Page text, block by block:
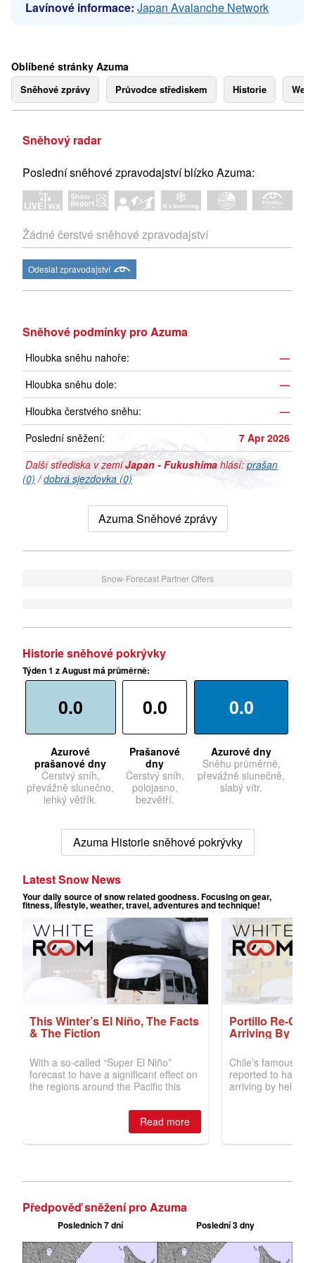
Lavínové informace: Japan Avalanche Network
Oblíbené stránky Azuma
Sněhové zprávy Průvodce střediskem Historie
Sněhový radar
Poslední sněhové zpravodajství blízko Azuma:
Žádné čerstvé sněhové zpravodajství
Odeslat zpravodajství
Sněhové podmínky pro Azuma
Hloubka sněhu nahoře:
—
Hloubka sněhu dole:
—
Hloubka čerstvého sněhu:
—
Poslední sněžení:
7 Apr 2026
Další střediska v zemiJapan - Fukushima hlásí: prašan
(0) /dobrá sjezdovka (0)
Azuma Sněhové zprávy
Snow-Forecast Partner Offers
Historie sněhové pokrývky
Týden 1 z August má průměrně:
0.0
Azurové
prašanové dny
Čerstvý sníh,
převážně slunečno,
lehký větřík.
0.0
Prašanové
dny
Čerstvý sníh,
polojasno,
bezvětří.
0.0
Azurové dny
Sněhu průměrně,
převážně slunečně,
slabý vítr.
Azuma Historie sněhové pokrývky
Předpověď sněžení pro Azuma
Posledních 7 dní Poslední 3 dny